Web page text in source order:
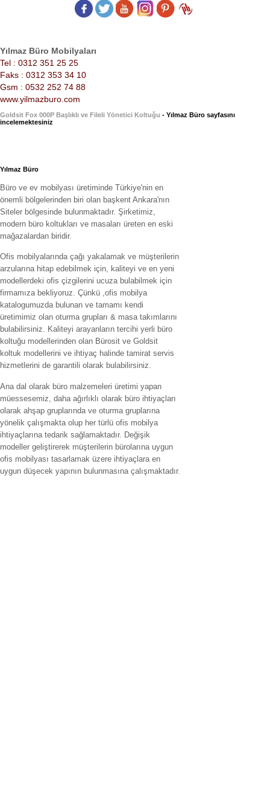
Yılmaz Büro Mobilyaları
Tel : 0312 351 25 25
Faks : 0312 353 34 10
Gsm : 0532 252 74 88
www.yilmazburo.com
Goldsit Fox 000P Başlıklı ve Fileli Yönetici Koltuğu - Yılmaz Büro sayfasını
incelemektesiniz
Yılmaz Büro
Büro ve ev mobilyası üretiminde Türkiye'nin en
önemli bölgelerinden biri olan başkent Ankara'nın
Siteler bölgesinde bulunmaktadır. Şirketimiz,
modern büro koltukları ve masaları üreten en eski
mağazalardan biridir.
Ofis mobilyalarında çağı yakalamak ve müşterilerin
arzularına hitap edebilmek için, kaliteyi ve en yeni
modellerdeki ofis çizgilerini ucuza bulabilmek için
firmamıza bekliyoruz. Çünkü ,ofis mobilya
katalogumuzda bulunan ve tamamı kendi
üretimimiz olan oturma grupları & masa takımlarını
bulabilirsiniz. Kaliteyi arayanların tercihi yerli büro
koltuğu modellerinden olan Bürosit ve Goldsit
koltuk modellerini ve ihtiyaç halinde tamirat servis
hizmetlerini de garantili olarak bulabilirsiniz.
Ana dal olarak büro malzemeleri üretimi yapan
müessesemiz, daha ağırlıklı olarak büro ihtiyaçları
olarak ahşap gruplarında ve oturma gruplarına
yönelik çalışmakta olup her türlü ofis mobilya
ihtiyaçlarına tedarik sağlamaktadır. Değişik
modeller geliştirerek müşterilerin bürolarına uygun
ofis mobilyası tasarlamak üzere ihtiyaçlara en
uygun düşecek yapının bulunmasına çalışmaktadır.